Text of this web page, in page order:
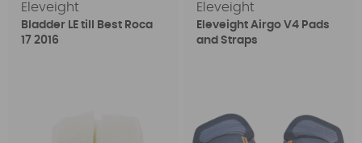
Eleveight
Bladder LE till Best Roca
17 2016
Eleveight
Eleveight Airgo V4 Pads
and Straps